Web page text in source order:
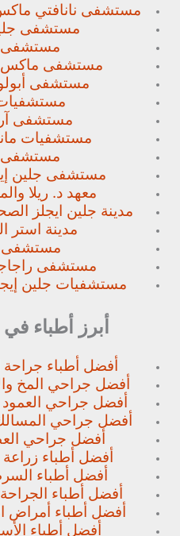
مستشفى نانافتي
مستشفى
مستشفى
مستشفى ماكس
مستشفى أبولو
مستشفى
مستشفيات
مستشفى
مستشفى جلين
معهد د. ريلا
مدينة جلين ايجلز
مدينة استر
مستشفى
مستشفى
مستشفيات جلين
أبرز أطباء
أفضل أطباء جراحة
أفضل جراحي المخ
أفضل جراحي العمود
أفضل جراحي المسالك
أفضل جراحي
أفضل أطباء زراعة
أفضل أطباء
أفضل أطباء
أفضل أطباء أمراض
أفضل أطباء